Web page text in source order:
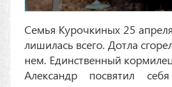
Семья Курочкиных 25
лишилась всего. Дотла
нем. Единственный
Александр посвятил